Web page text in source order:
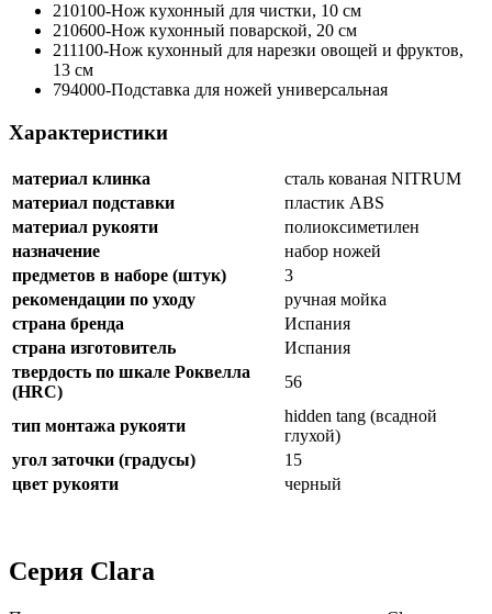
210100-Нож кухонный для чистки, 10 см
210600-Нож кухонный поварской, 20 см
211100-Нож кухонный для нарезки овощей и фруктов,
13 см
794000-Подставка для ножей универсальная
Характеристики
материал клинка
сталь кованая NITRUM
материал подставки
пластик ABS
материал рукояти
полиоксиметилен
назначение
набор ножей
предметов в наборе (штук)
3
рекомендации по уходу
ручная мойка
страна бренда
Испания
страна изготовитель
Испания
твердость по шкале Роквелла
(HRC)
56
тип монтажа рукояти
hidden tang (всадной
глухой)
угол заточки (градусы)
15
цвет рукояти
черный
Серия Clara